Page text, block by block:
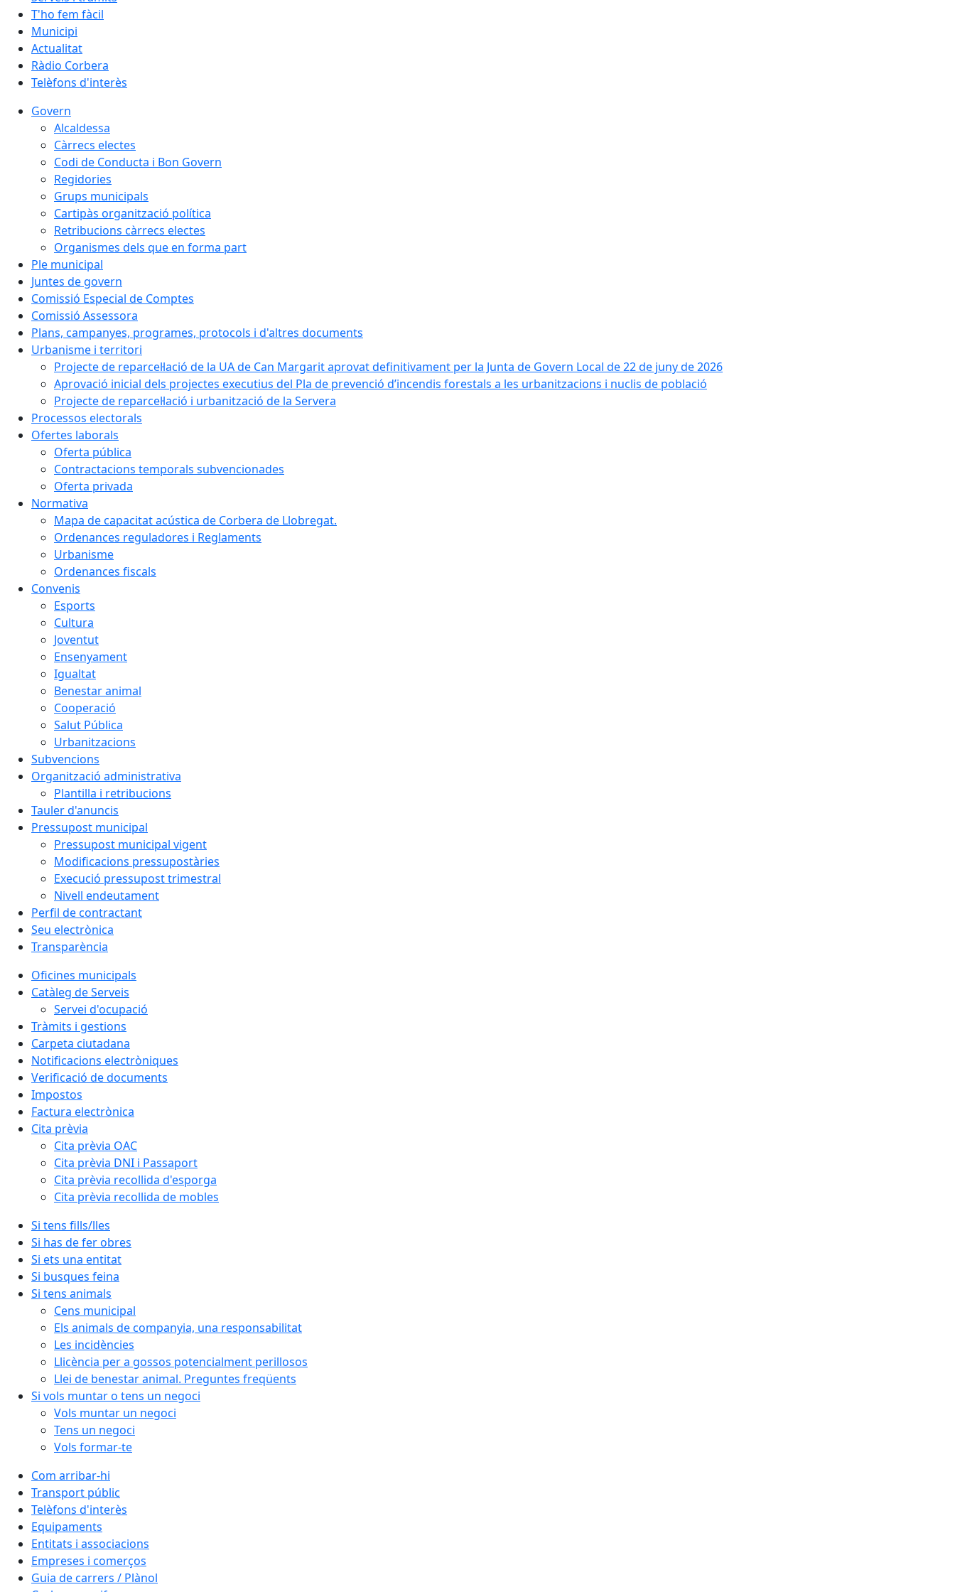
T'ho fem fàcil
Municipi
Actualitat
Ràdio Corbera
Telèfons d'interès
Govern
Alcaldessa
Càrrecs electes
Codi de Conducta i Bon Govern
Regidories
Grups municipals
Cartipàs organització política
Retribucions càrrecs electes
Organismes dels que en forma part
Ple municipal
Juntes de govern
Comissió Especial de Comptes
Comissió Assessora
Plans, campanyes, programes, protocols i d'altres documents
Urbanisme i territori
Projecte de reparcel·lació de la UA de Can Margarit aprovat definitivament per la Junta de Govern Local de 22 de juny de 2026
Aprovació inicial dels projectes executius del Pla de prevenció d’incendis forestals a les urbanitzacions i nuclis de població
Projecte de reparcel·lació i urbanització de la Servera
Processos electorals
Ofertes laborals
Oferta pública
Contractacions temporals subvencionades
Oferta privada
Normativa
Mapa de capacitat acústica de Corbera de Llobregat.
Ordenances reguladores i Reglaments
Urbanisme
Ordenances fiscals
Convenis
Esports
Cultura
Joventut
Ensenyament
Igualtat
Benestar animal
Cooperació
Salut Pública
Urbanitzacions
Subvencions
Organització administrativa
Plantilla i retribucions
Tauler d'anuncis
Pressupost municipal
Pressupost municipal vigent
Modificacions pressupostàries
Execució pressupost trimestral
Nivell endeutament
Perfil de contractant
Seu electrònica
Transparència
Oficines municipals
Catàleg de Serveis
Servei d'ocupació
Tràmits i gestions
Carpeta ciutadana
Notificacions electròniques
Verificació de documents
Impostos
Factura electrònica
Cita prèvia
Cita prèvia OAC
Cita prèvia DNI i Passaport
Cita prèvia recollida d'esporga
Cita prèvia recollida de mobles
Si tens fills/lles
Si has de fer obres
Si ets una entitat
Si busques feina
Si tens animals
Cens municipal
Els animals de companyia, una responsabilitat
Les incidències
Llicència per a gossos potencialment perillosos
Llei de benestar animal. Preguntes freqüents
Si vols muntar o tens un negoci
Vols muntar un negoci
Tens un negoci
Vols formar-te
Com arribar-hi
Transport públic
Telèfons d'interès
Equipaments
Entitats i associacions
Empreses i comerços
Guia de carrers / Plànol